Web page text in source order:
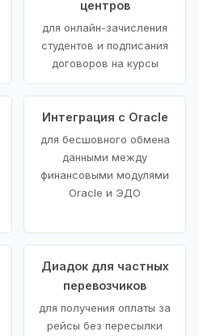
центров
для онлайн-зачисления
студентов и подписания
договоров на курсы
Интеграция с Oracle
для бесшовного обмена
данными между
финансовыми модулями
Oracle и ЭДО
Диадок для частных
перевозчиков
для получения оплаты за
рейсы без пересылки